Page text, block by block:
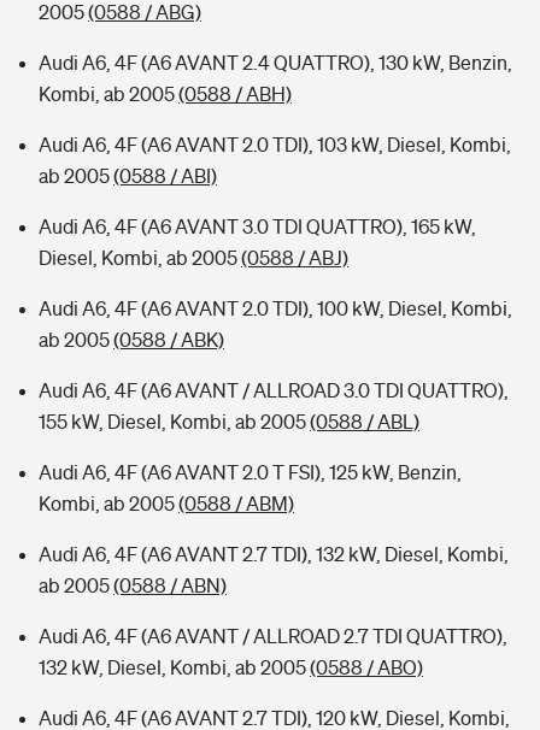
2005(0588 / ABG)
Audi A6, 4F (A6 AVANT 2.4 QUATTRO), 130 kW, Benzin,
Kombi, ab 2005(0588 / ABH)
Audi A6, 4F (A6 AVANT 2.0 TDI), 103 kW, Diesel, Kombi,
ab 2005(0588 / ABI)
Audi A6, 4F (A6 AVANT 3.0 TDI QUATTRO), 165 kW,
Diesel, Kombi, ab 2005(0588 / ABJ)
Audi A6, 4F (A6 AVANT 2.0 TDI), 100 kW, Diesel, Kombi,
ab 2005(0588 / ABK)
Audi A6, 4F (A6 AVANT / ALLROAD 3.0 TDI QUATTRO),
155 kW, Diesel, Kombi, ab 2005(0588 / ABL)
Audi A6, 4F (A6 AVANT 2.0 T FSI), 125 kW, Benzin,
Kombi, ab 2005(0588 / ABM)
Audi A6, 4F (A6 AVANT 2.7 TDI), 132 kW, Diesel, Kombi,
ab 2005(0588 / ABN)
Audi A6, 4F (A6 AVANT / ALLROAD 2.7 TDI QUATTRO),
132 kW, Diesel, Kombi, ab 2005(0588 / ABO)
Audi A6, 4F (A6 AVANT 2.7 TDI), 120 kW, Diesel, Kombi,